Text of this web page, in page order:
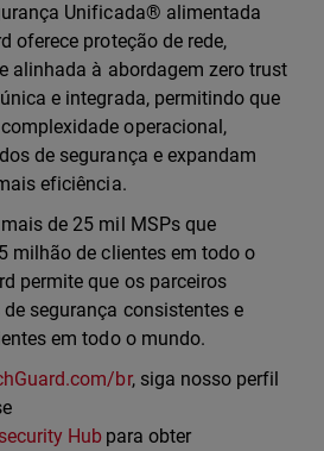
Unificada® alimentada
oferece proteção de rede,
alinhada à abordagem zero trust
e integrada, permitindo que
operacional,
de segurança e expandam
eficiência.
de 25 mil MSPs que
milhão de clientes em todo o
permite que os parceiros
segurança consistentes e
em todo o mundo.
br, siga nosso perfil
Hub para obter